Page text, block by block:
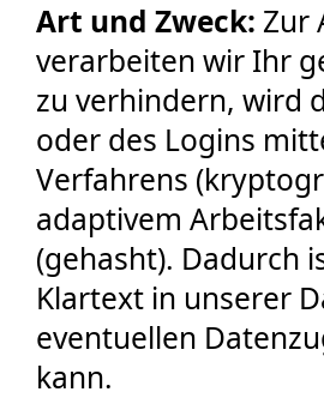
Art und Zweck: Zur
verarbeiten wir Ihr
zu verhindern, wird
oder des Logins
Verfahrens
adaptivem
(gehasht). Dadurch
Klartext in unserer
eventuellen
kann.